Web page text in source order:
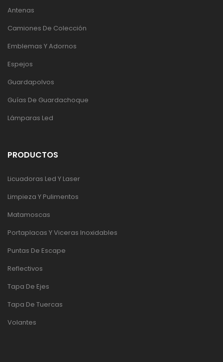
Antenas
Camiones De Colección
Emblemas Y Adornos
Espejos
Guardapolvos
Guías De Guardachoque
Lámparas Led
PRODUCTOS
Licuadoras Led Y Laser
Limpieza Y Pulimentos
Matamoscas
Portaplacas Y Viceras Inoxidables
Puntas De Escape
Reflectivos
Tapa De Ejes
Tapa De Tuercas
Volantes